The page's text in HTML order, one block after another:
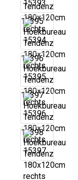
15395
15396
15397
15398